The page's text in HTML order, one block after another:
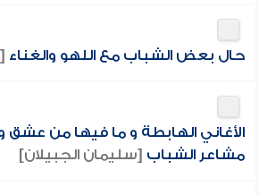
حال بعض الشباب مع اللهو والغناء
الأغاني الهابطة و ما فيها من عشق
مشاعر الشباب [سليمان الجبيلان]